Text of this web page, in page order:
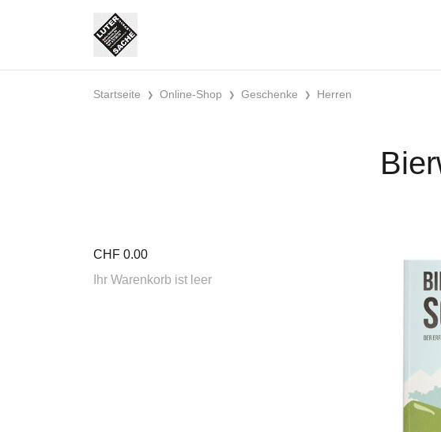
Startseite Online-Shop Geschenke Herren
CHF 0.00
Ihr Warenkorb ist leer